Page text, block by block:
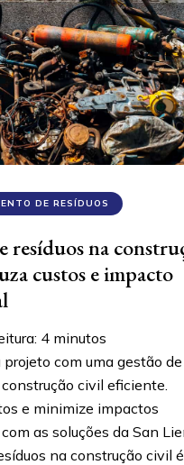
DE RESÍDUOS
resíduos na
custos e impacto
4 minutos
com uma gestão de
civil eficiente.
e minimize impactos
as soluções da San
na construção civil é